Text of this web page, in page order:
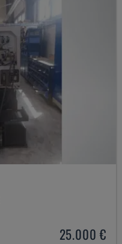
25.000 €